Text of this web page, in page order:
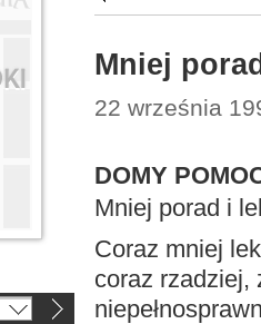
Mniej
22 września
DOMY
Mniej porad i
Coraz mniej
coraz rzadziej,